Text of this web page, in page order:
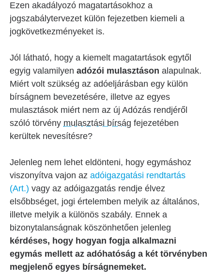
Ezen akadályozó magatartásokhoz a
jogszabálytervezet külön fejezetben kiemeli a
jogkövetkezményeket is.
Jól látható, hogy a kiemelt magatartások egytől
egyig valamilyen adózói mulasztáson alapulnak.
Miért volt szükség az adóeljárásban egy külön
bírságnem bevezetésére, illetve az egyes
mulasztások miért nem az új Adózás rendjéről
szóló törvény mulasztási bírság fejezetében
kerültek nevesítésre?
Jelenleg nem lehet eldönteni, hogy egymáshoz
viszonyítva vajon az adóigazgatási rendtartás
(Art.) vagy az adóigazgatás rendje élvez
elsőbbséget, jogi értelemben melyik az általános,
illetve melyik a különös szabály. Ennek a
bizonytalanságnak köszönhetően jelenleg
kérdéses, hogy hogyan fogja alkalmazni
egymás mellett az adóhatóság a két törvényben
megjelenő egyes bírságnemeket.